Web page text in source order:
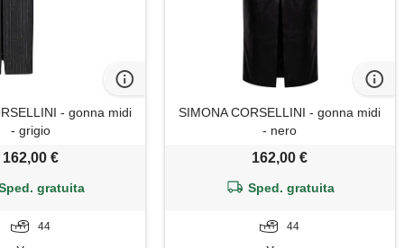
- gonna midi
- grigio
162,00 €
gratuita
44
SIMONA CORSELLINI - gonna midi
- nero
162,00 €
Sped. gratuita
44